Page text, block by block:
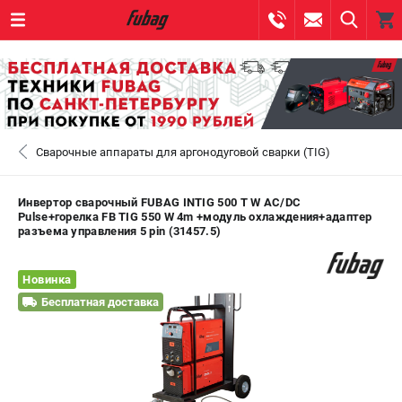
ВХОД ИЛИ РЕГИСТРАЦИЯ
ЗАКАЗАТЬ ЗАПЧАСТЬ
+7 (8112) 59-10-67 - ЗАКАЗ ЗАПЧАСТЕЙ
+7 (812) 317-60-57 - ЗАКАЗ ИЗДЕЛИЙ
САНКТ-ПЕТЕРБУРГ
0 ₽
Сварочные аппараты для аргонодуговой сварки (TIG)
Инвертор сварочный FUBAG INTIG 500 T W AC/DC
Pulse+горелка FB TIG 550 W 4m +модуль охлаждения+адаптер
разъема управления 5 pin (31457.5)
Новинка
Бесплатная доставка